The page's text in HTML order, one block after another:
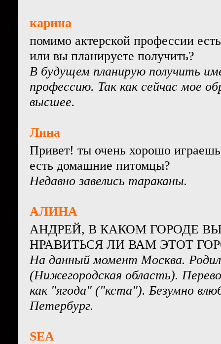
карина
помимо актерской профессии
или вы планируете получить?
В будущем планирую получить
профессию. Так как сейчас мое
высшее.
Лина
Привет! ты очень хорошо
есть домашние питомцы?
Недавно завелись тараканы.
АЛИНА
АНДРЕЙ, В КАКОМ ГОРОДЕ
НРАВИТЬСЯ ЛИ ВАМ ЭТОТ
На данный момент Москва.
(Нижегородская область).
как "ягода" ("кста"). Безумно
Петербург.
SEA